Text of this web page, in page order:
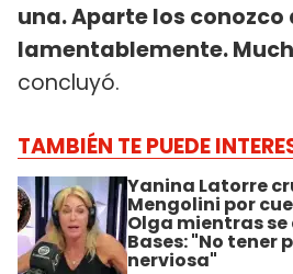
una. Aparte los conozco
lamentablemente.
concluyó.
TAMBIÉN TE PUEDE
Yanina Latorre
Mengolini por
Olga mientras
Bases: "No tener
nerviosa"